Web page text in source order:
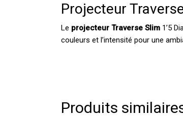
Projecteur
Le projecteur Traverse Slim 1’5
couleurs et l’intensité pour une
Produits